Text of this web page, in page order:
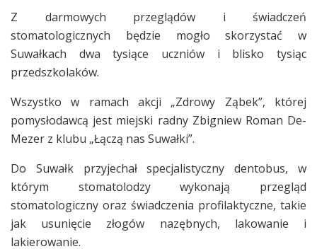
Z darmowych przeglądów i świadczeń
stomatologicznych będzie mogło skorzystać w
Suwałkach dwa tysiące uczniów i blisko tysiąc
przedszkolaków.
Wszystko w ramach akcji „Zdrowy Ząbek”, której
pomysłodawcą jest miejski radny Zbigniew Roman De-
Mezer z klubu „Łączą nas Suwałki”.
Do Suwałk przyjechał specjalistyczny dentobus, w
którym stomatolodzy wykonają przegląd
stomatologiczny oraz świadczenia profilaktyczne, takie
jak usunięcie złogów nazębnych, lakowanie i
lakierowanie.